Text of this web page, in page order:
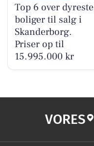
Top 6 over dyreste
boliger til salg i
Skanderborg.
Priser op til
15.995.000 kr
VORES